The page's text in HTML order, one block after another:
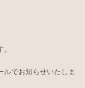
でお知らせいたしま